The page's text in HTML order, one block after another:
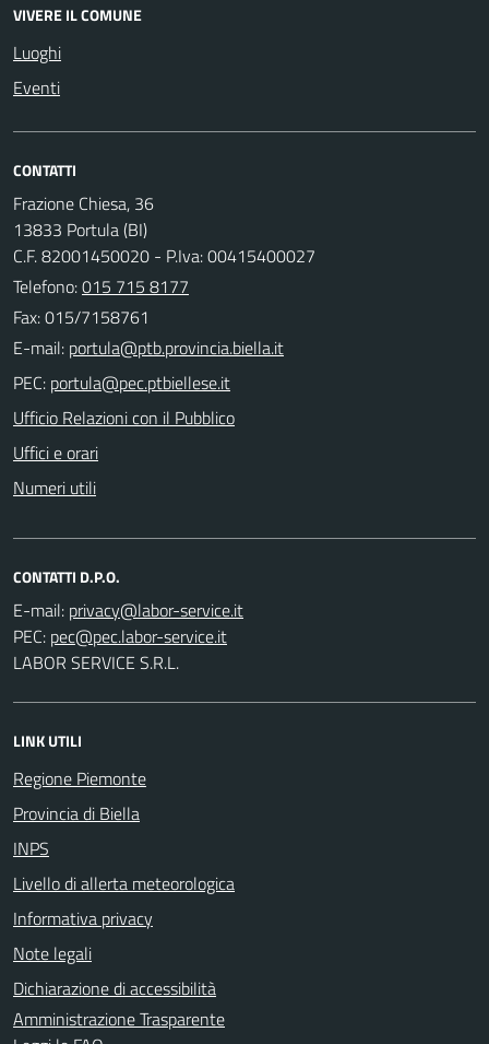
VIVERE IL COMUNE
Luoghi
Eventi
CONTATTI
Frazione Chiesa, 36
13833 Portula (BI)
C.F. 82001450020 - P.Iva: 00415400027
Telefono:015 715 8177
Fax: 015/7158761
E-mail:
PEC:
Ufficio Relazioni con il Pubblico
Uffici e orari
Numeri utili
CONTATTI D.P.O.
E-mail:
PEC:
LABOR SERVICE S.R.L.
LINK UTILI
Regione Piemonte
Provincia di Biella
INPS
Livello di allerta meteorologica
Informativa privacy
Note legali
Dichiarazione di accessibilità
Amministrazione Trasparente